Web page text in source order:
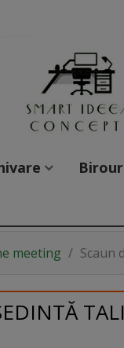
meeting / Scaun